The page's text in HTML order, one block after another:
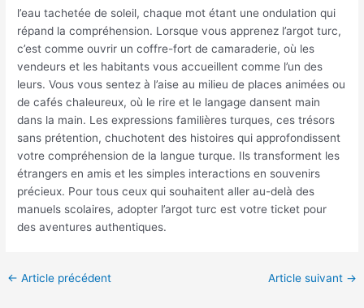
l’eau tachetée de soleil, chaque mot étant une ondulation qui
répand la compréhension. Lorsque vous apprenez l’argot turc,
c’est comme ouvrir un coffre-fort de camaraderie, où les
vendeurs et les habitants vous accueillent comme l’un des
leurs. Vous vous sentez à l’aise au milieu de places animées ou
de cafés chaleureux, où le rire et le langage dansent main
dans la main. Les expressions familières turques, ces trésors
sans prétention, chuchotent des histoires qui approfondissent
votre compréhension de la langue turque. Ils transforment les
étrangers en amis et les simples interactions en souvenirs
précieux. Pour tous ceux qui souhaitent aller au-delà des
manuels scolaires, adopter l’argot turc est votre ticket pour
des aventures authentiques.
← Article précédent Article suivant →